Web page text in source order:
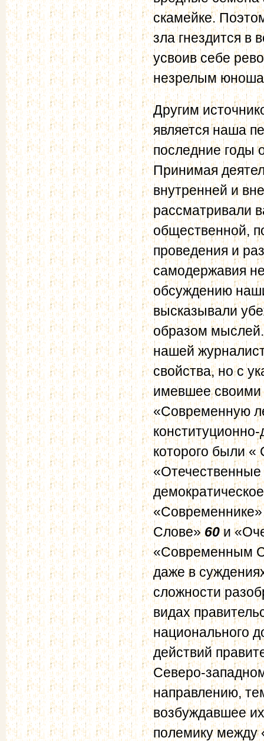
скамейке.
зла гнездится в
усвоив себе
незрелым
Другим
является наша
последние годы
Принимая
внутренней и
рассматривали
общественной,
проведения и
самодержавия
обсуждению
высказывали
образом
нашей
свойства, но с
имевшее своими
«Современную
которого были
Слове»60и
«Современным
даже в
сложности
видах
национального
действий
Северо-
направлению,
возбуждавшее
полемику между